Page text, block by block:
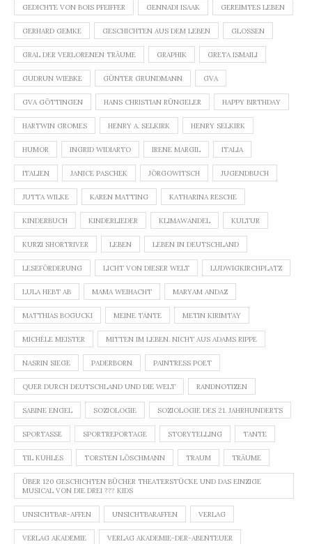
GEDICHTE VON BOIS PFEIFFER GENNADI ISAAK GEREIMTES LEBEN
GERHARD GEMKE GESCHICHTEN AUS DEM LEBEN GLOSSEN
GRAL DER VERLORENEN TRÄUME GRAPHIK GRETA ISMAILI
GUDRUN WIEBKE GÜNTER GRUNDMANN GVA
GVA GÖTTINGEN HANS CHRISTIAN RÜNGELER HAPPY BIRTHDAY
HARTWIN GROMES HENRY A. SELKIRK HENRY SELKIRK
HUMOR INGRID WIDIARTO IRENE MARGIL ITALIA
ITALIEN JANICE PASCHEK JÖRGOWITSCH JUGENDBUCH
JUTTA WILKE KAREN MATTING KATHARINA RESCHE
KINDERBUCH KINDERLIEDER KLIMAWANDEL KULTUR
KURZI SHORTRIVER LEBEN LEBEN IN DEUTSCHLAND
LESEFÖRDERUNG LICHT VON DIESER WELT LUDWIGKIRCHPLATZ
LULA HEBT AB MAMA WEIHACHT MARYAM ANDAZ
MATTHIAS BOGUCKI MEINE TANTE METIN KIRIMTAY
MICHÈLE MEISTER MITTEN IM LEBEN. NICHT AUS ADAMS RIPPE
NASRIN SIEGE PADERBORN PAINTRESS POET
QUER DURCH DEUTSCHLAND UND DIE WELT RANDNOTIZEN
SABINE ENGEL SOZIOLOGIE SOZIOLOGIE DES 21. JAHRHUNDERTS
SPORTASSE SPORTREPORTAGE STORYTELLING TANTE
TIL KUHLES TORSTEN LÖSCHMANN TRAUM TRÄUME
ÜBER 120 GESCHICHTEN BÜCHER THEATERSTÜCKE UND DAS EINZIGE
MUSICAL VON DIE DREI ??? KIDS
UNSICHTBAR-AFFEN UNSICHTBARAFFEN VERLAG
VERLAG AKADEMIE VERLAG AKADEMIE-DER-ABENTEUER